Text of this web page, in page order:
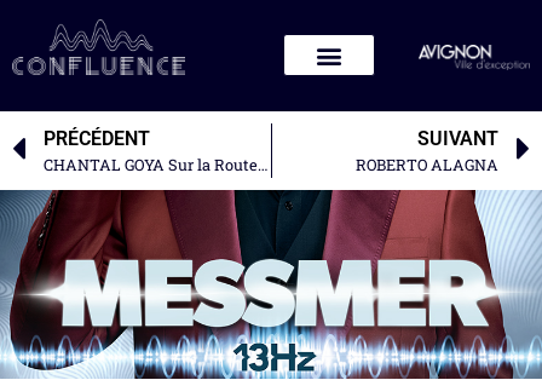
PRÉCÉDENT
CHANTAL GOYA Sur la Route Enchantée
SUIVANT
ROBERTO ALAGNA